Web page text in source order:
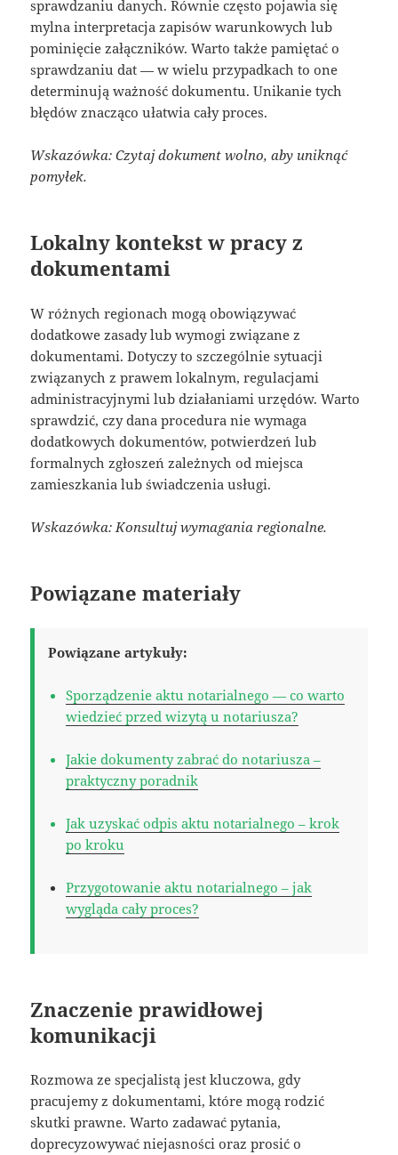
sprawdzaniu danych. Równie często pojawia się
mylna interpretacja zapisów warunkowych lub
pominięcie załączników. Warto także pamiętać o
sprawdzaniu dat — w wielu przypadkach to one
determinują ważność dokumentu. Unikanie tych
błędów znacząco ułatwia cały proces.
Wskazówka: Czytaj dokument wolno, aby uniknąć
pomyłek.
Lokalny kontekst w pracy z
dokumentami
W różnych regionach mogą obowiązywać
dodatkowe zasady lub wymogi związane z
dokumentami. Dotyczy to szczególnie sytuacji
związanych z prawem lokalnym, regulacjami
administracyjnymi lub działaniami urzędów. Warto
sprawdzić, czy dana procedura nie wymaga
dodatkowych dokumentów, potwierdzeń lub
formalnych zgłoszeń zależnych od miejsca
zamieszkania lub świadczenia usługi.
Wskazówka: Konsultuj wymagania regionalne.
Powiązane materiały
Powiązane artykuły:
Sporządzenie aktu notarialnego — co warto
wiedzieć przed wizytą u notariusza?
Jakie dokumenty zabrać do notariusza –
praktyczny poradnik
Jak uzyskać odpis aktu notarialnego – krok
po kroku
Przygotowanie aktu notarialnego – jak
wygląda cały proces?
Znaczenie prawidłowej
komunikacji
Rozmowa ze specjalistą jest kluczowa, gdy
pracujemy z dokumentami, które mogą rodzić
skutki prawne. Warto zadawać pytania,
doprecyzowywać niejasności oraz prosić o